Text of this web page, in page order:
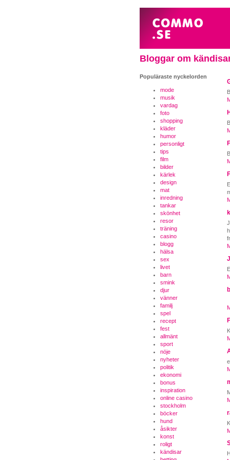
Bloggar om
Populäraste nyckelorden
mode
musik
vardag
foto
shopping
kläder
humor
personligt
tips
film
bilder
kärlek
design
mat
inredning
tankar
skönhet
resor
träning
casino
blogg
hälsa
sex
livet
barn
smink
djur
vänner
familj
spel
recept
fest
allmänt
sport
nöje
nyheter
politik
ekonomi
bonus
inspiration
online casino
stockholm
böcker
hund
åsikter
konst
roligt
kändisar